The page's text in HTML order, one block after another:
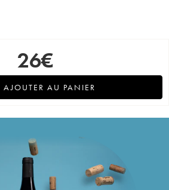
26€
AJOUTER AU PANIER